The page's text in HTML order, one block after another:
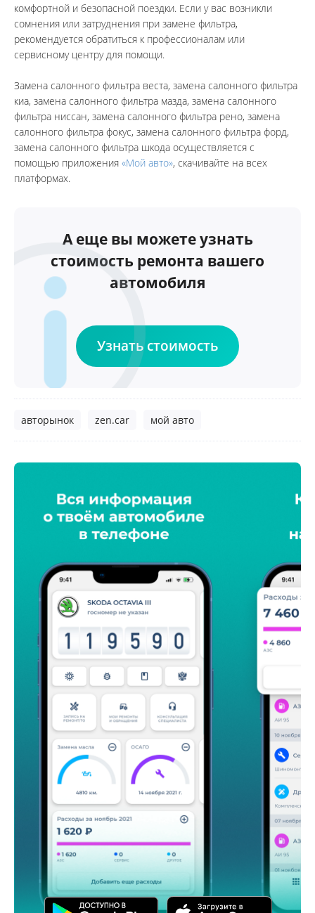
комфортной и безопасной поездки. Если у вас возникли
сомнения или затруднения при замене фильтра,
рекомендуется обратиться к профессионалам или
сервисному центру для помощи.
Замена салонного фильтра веста, замена салонного фильтра
киа, замена салонного фильтра мазда, замена салонного
фильтра ниссан, замена салонного фильтра рено, замена
салонного фильтра фокус, замена салонного фильтра форд,
замена салонного фильтра шкода осуществляется с
помощью приложения «Мой авто», скачивайте на всех
платформах.
А еще вы можете узнать
стоимость ремонта вашего
автомобиля
Узнать стоимость
авторынок zen.car мой авто